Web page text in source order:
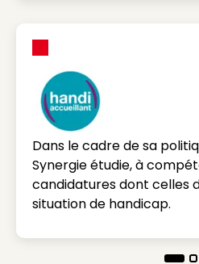
Dans le cadre de sa
Synergie étudie, à
candidatures dont celles
situation de handicap.